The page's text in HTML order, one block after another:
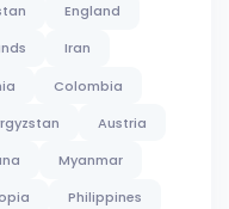
England
Iran
Colombia
Austria
Myanmar
Philippines